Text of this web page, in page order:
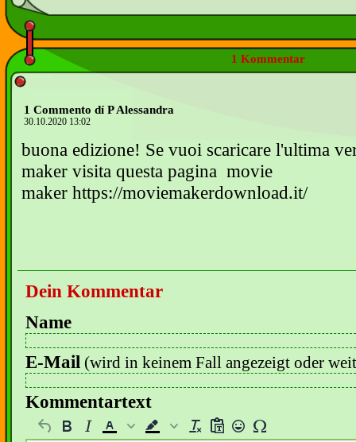
1 Kommentar
1 Commento dí P Alessandra
30.10.2020 13:02
buona edizione! Se vuoi scaricare l'ultima
maker visita questa pagina movie
maker https://moviemakerdownload.it/
Dein Kommentar
Name
E-Mail (wird in keinem Fall angezeigt oder
Kommentartext